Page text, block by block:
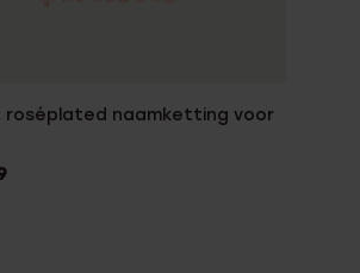
roséplated naamketting voor